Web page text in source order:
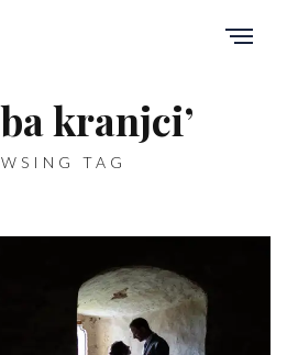
kranjci’
TAG